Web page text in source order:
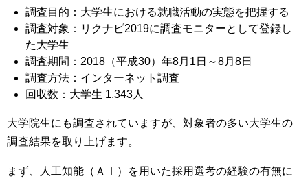
調査目的：大学生における就職活動の実態を把握する
調査対象：リクナビ2019に調査モニターとして登録し
た大学生
調査期間：2018（平成30）年8月1日～8月8日
調査方法：インターネット調査
回収数：大学生 1,343人
大学院生にも調査されていますが、対象者の多い大学生の
調査結果を取り上げます。
まず、人工知能（ＡＩ）を用いた採用選考の経験の有無に